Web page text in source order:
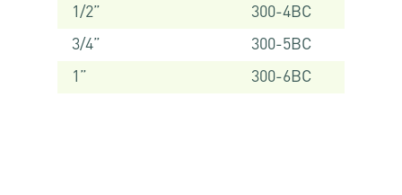
1/2”
300-4BC
3/4”
300-5BC
1”
300-6BC